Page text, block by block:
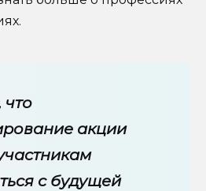
акции
с будущей